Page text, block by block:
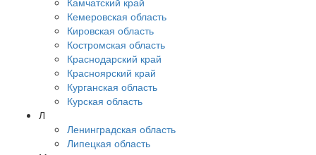
Кемеровская область
Кировская область
Костромская область
Краснодарский край
Красноярский край
Курганская область
Курская область
Л
Ленинградская область
Липецкая область